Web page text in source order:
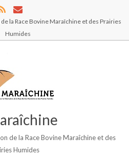
la Race Bovine Maraîchine et des Prairies
Humides
de la Race Bovine Maraîchine et des
Humides